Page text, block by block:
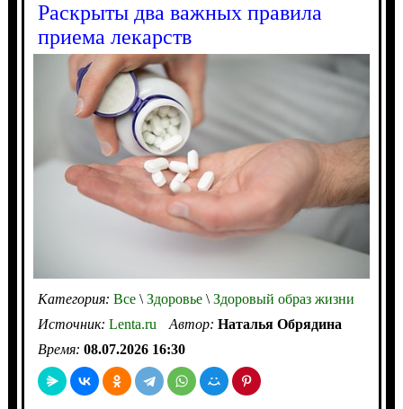
Раскрыты два важных правила
приема лекарств
Категория: Все\Здоровье\Здоровый образ жизни
Источник: Lenta.ru Автор: Наталья Обрядина
Время: 08.07.2026 16:30